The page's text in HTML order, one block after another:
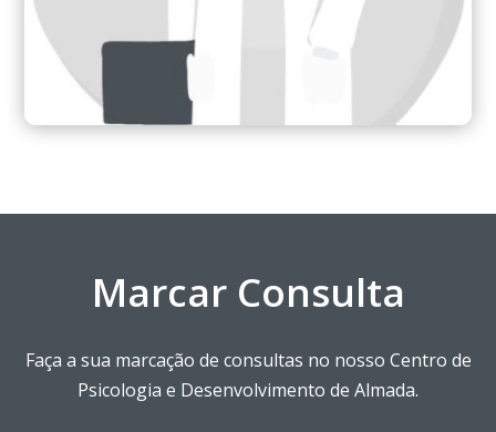
Marcar Consulta
Faça a sua marcação de consultas no nosso Centro de
Psicologia e Desenvolvimento de Almada.